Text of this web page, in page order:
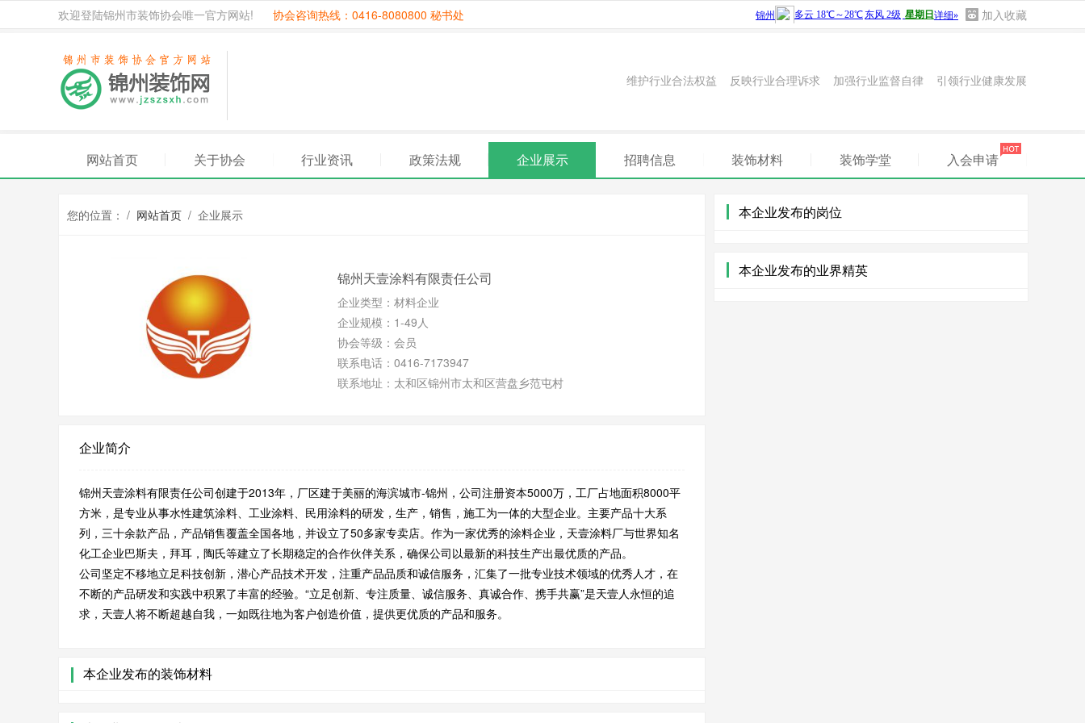
欢迎登陆锦州市装饰协会唯一官方网站! 协会咨询热线：0416-8080800 秘书处 加入收藏
维护行业合法权益 反映行业合理诉求 加强行业监督自律 引领行业健康发展
网站首页 关于协会 行业资讯 政策法规 企业展示 招聘信息 装饰材料 装饰学堂 入会申请
您的位置： / 网站首页 / 企业展示
锦州天壹涂料有限责任公司
企业类型： 材料企业
企业规模： 1-49人
协会等级： 会员
联系电话： 0416-7173947
联系地址： 太和区锦州市太和区营盘乡范屯村
企业简介
锦州天壹涂料有限责任公司创建于2013年，厂区建于美丽的海滨城市-锦州，公司注册资本5000万，工厂占地面积8000平
方米，是专业从事水性建筑涂料、工业涂料、民用涂料的研发，生产，销售，施工为一体的大型企业。主要产品十大系
列，三十余款产品，产品销售覆盖全国各地，并设立了50多家专卖店。作为一家优秀的涂料企业，天壹涂料厂与世界知名
化工企业巴斯夫，拜耳，陶氏等建立了长期稳定的合作伙伴关系，确保公司以最新的科技生产出最优质的产品。
公司坚定不移地立足科技创新，潜心产品技术开发，注重产品品质和诚信服务，汇集了一批专业技术领域的优秀人才，在
不断的产品研发和实践中积累了丰富的经验。“立足创新、专注质量、诚信服务、真诚合作、携手共赢”是天壹人永恒的追
求，天壹人将不断超越自我，一如既往地为客户创造价值，提供更优质的产品和服务。
本企业发布的装饰材料
本企业发布的岗位
本企业发布的业界精英